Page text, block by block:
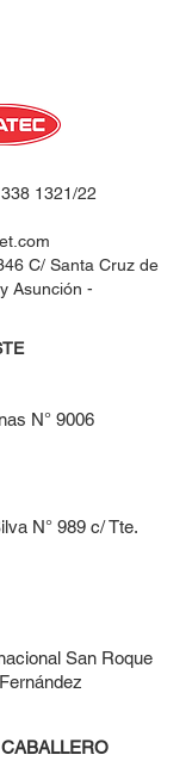
1321/22
C/ Santa Cruz de
Asunción -
N° 9006
N° 989 c/ Tte.
San Roque